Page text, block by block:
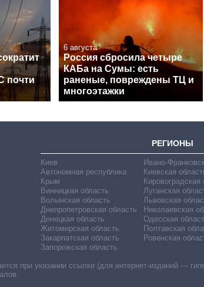
почти
6 августа
Россия сбросила четыре
КАБа на Сумы: есть
раненые, повреждены ТЦ и
многоэтажки
РЕГИОНЫ
Киев
Автономная республика
Крым
Винницкая область
Волынская область
Днепропетровская область
Донецкая область
Житомирская область
Закарпатская область
Запорожская область
Ивано-
Киевская
Кировоградская
Луганская
Львовская
Николаевская
Одесская
Полтавская
Ровенская
при указании ссылки (для интернет-изданий —